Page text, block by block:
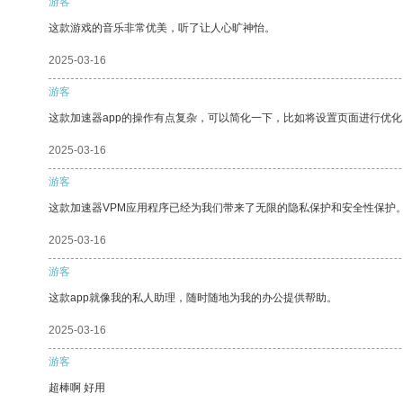
这款游戏的音乐非常优美，听了让人心旷神怡。
2025-03-16
游客
这款加速器app的操作有点复杂，可以简化一下，比如将设置页面进行优
2025-03-16
游客
这款加速器VPM应用程序已经为我们带来了无限的隐私保护和安全性保护
2025-03-16
游客
这款app就像我的私人助理，随时随地为我的办公提供帮助。
2025-03-16
游客
超棒啊 好用